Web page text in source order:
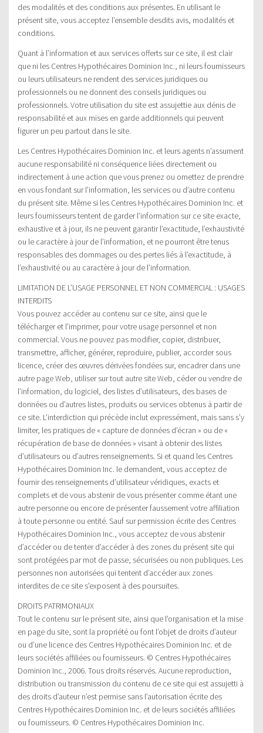
des modalités et des conditions aux présentes. En utilisant le
présent site, vous acceptez l’ensemble desdits avis, modalités et
conditions.
Quant à l’information et aux services offerts sur ce site, il est clair
que ni les Centres Hypothécaires Dominion Inc., ni leurs fournisseurs
ou leurs utilisateurs ne rendent des services juridiques ou
professionnels ou ne donnent des conseils juridiques ou
professionnels. Votre utilisation du site est assujettie aux dénis de
responsabilité et aux mises en garde additionnels qui peuvent
figurer un peu partout dans le site.
Les Centres Hypothécaires Dominion Inc. et leurs agents n’assument
aucune responsabilité ni conséquence liées directement ou
indirectement à une action que vous prenez ou omettez de prendre
en vous fondant sur l’information, les services ou d’autre contenu
du présent site. Même si les Centres Hypothécaires Dominion Inc. et
leurs fournisseurs tentent de garder l’information sur ce site exacte,
exhaustive et à jour, ils ne peuvent garantir l’exactitude, l’exhaustivité
ou le caractère à jour de l’information, et ne pourront être tenus
responsables des dommages ou des pertes liés à l’exactitude, à
l’exhaustivité ou au caractère à jour de l’information.
LIMITATION DE L’USAGE PERSONNEL ET NON COMMERCIAL : USAGES
INTERDITS
Vous pouvez accéder au contenu sur ce site, ainsi que le
télécharger et l’imprimer, pour votre usage personnel et non
commercial. Vous ne pouvez pas modifier, copier, distribuer,
transmettre, afficher, générer, reproduire, publier, accorder sous
licence, créer des œuvres dérivées fondées sur, encadrer dans une
autre page Web, utiliser sur tout autre site Web, céder ou vendre de
l’information, du logiciel, des listes d’utilisateurs, des bases de
données ou d’autres listes, produits ou services obtenus à partir de
ce site. L’interdiction qui précède inclut expressément, mais sans s’y
limiter, les pratiques de « capture de données d’écran » ou de «
récupération de base de données » visant à obtenir des listes
d’utilisateurs ou d’autres renseignements. Si et quand les Centres
Hypothécaires Dominion Inc. le demandent, vous acceptez de
fournir des renseignements d’utilisateur véridiques, exacts et
complets et de vous abstenir de vous présenter comme étant une
autre personne ou encore de présenter faussement votre affiliation
à toute personne ou entité. Sauf sur permission écrite des Centres
Hypothécaires Dominion Inc., vous acceptez de vous abstenir
d’accéder ou de tenter d’accéder à des zones du présent site qui
sont protégées par mot de passe, sécurisées ou non publiques. Les
personnes non autorisées qui tentent d’accéder aux zones
interdites de ce site s’exposent à des poursuites.
DROITS PATRIMONIAUX
Tout le contenu sur le présent site, ainsi que l’organisation et la mise
en page du site, sont la propriété ou font l’objet de droits d’auteur
ou d’une licence des Centres Hypothécaires Dominion Inc. et de
leurs sociétés affiliées ou fournisseurs. © Centres Hypothécaires
Dominion Inc., 2006. Tous droits réservés. Aucune reproduction,
distribution ou transmission du contenu de ce site qui est assujetti à
des droits d’auteur n’est permise sans l’autorisation écrite des
Centres Hypothécaires Dominion Inc. et de leurs sociétés affiliées
ou fournisseurs. © Centres Hypothécaires Dominion Inc.